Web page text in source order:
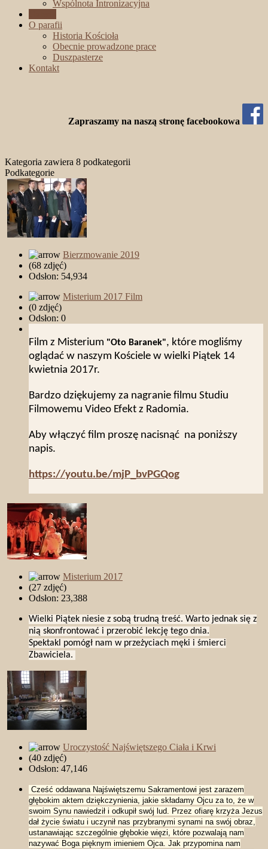
Wspólnota Intronizacyjna
O parafii
Historia Kościoła
Obecnie prowadzone prace
Duszpasterze
Kontakt
Zapraszamy na naszą stronę facebookowa
Kategoria zawiera 8 podkategorii
Podkategorie
Bierzmowanie 2019
(68 zdjęć)
Odsłon: 54,934
Misterium 2017 Film
(0 zdjęć)
Odsłon: 0
Film z Misterium "Oto Baranek", które mogliśmy
oglądać w naszym Kościele w wielki Piątek 14
kwietnia 2017r.
Bardzo dziękujemy za nagranie filmu Studiu
Filmowemu Video Efekt z Radomia.
Aby włączyć film proszę nacisnąć na poniższy
napis.
https://youtu.be/mjP_bvPGQog
Misterium 2017
(27 zdjęć)
Odsłon: 23,388
Wielki Piątek niesie z sobą trudną treść. Warto jednak się z
nią skonfrontować i przerobić lekcję tego dnia.
Spektakl pomógł nam w przeżyciach męki i śmierci
Zbawiciela.
Uroczystość Najświętszego Ciała i Krwi
(40 zdjęć)
Odsłon: 47,146
Cześć oddawana Najświętszemu Sakramentowi jest zarazem
głębokim aktem dziękczynienia, jakie składamy Ojcu za to, że w
swoim Synu nawiedził i odkupił swój lud. Przez ofiarę krzyża Jezus
dał życie światu i uczynił nas przybranymi synami na swój obraz,
ustanawiając szczególnie głębokie więzi, które pozwalają nam
nazywać Boga pięknym imieniem Ojca. Jak przypomina nam